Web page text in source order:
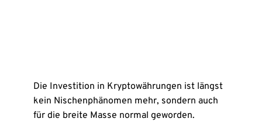
Die Investition in Kryptowährungen ist längst
kein Nischenphänomen mehr, sondern auch
für die breite Masse normal geworden.